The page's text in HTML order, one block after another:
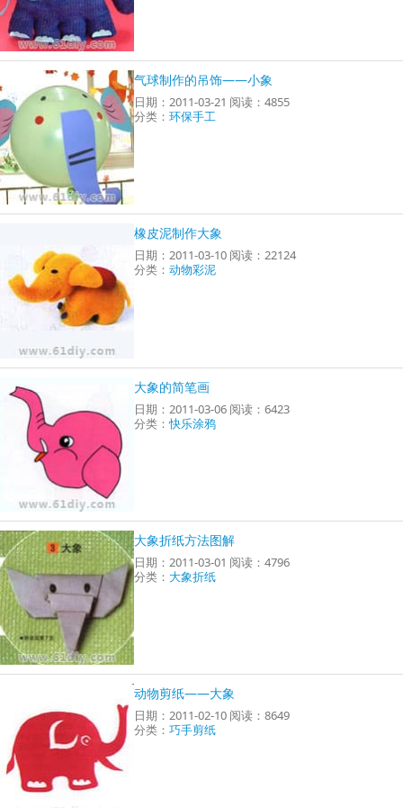
气球制作的吊饰——小象
日期：2011-03-21 阅读：4855
分类：环保手工
橡皮泥制作大象
日期：2011-03-10 阅读：22124
分类：动物彩泥
大象的简笔画
日期：2011-03-06 阅读：6423
分类：快乐涂鸦
大象折纸方法图解
日期：2011-03-01 阅读：4796
分类： 大象折纸
动物剪纸——大象
日期：2011-02-10 阅读：8649
分类：巧手剪纸